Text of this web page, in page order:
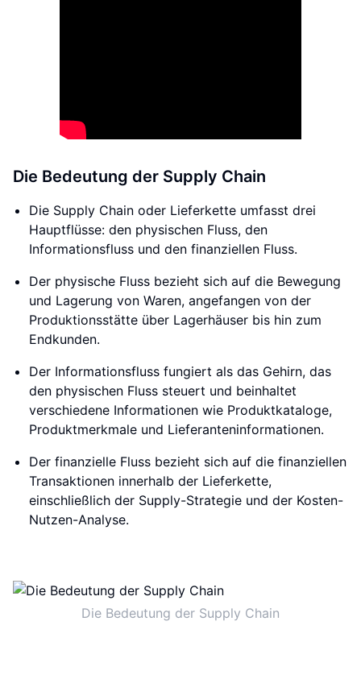
Die Bedeutung der Supply Chain
Die Supply Chain oder Lieferkette umfasst drei
Hauptflüsse: den physischen Fluss, den
Informationsfluss und den finanziellen Fluss.
Der physische Fluss bezieht sich auf die Bewegung
und Lagerung von Waren, angefangen von der
Produktionsstätte über Lagerhäuser bis hin zum
Endkunden.
Der Informationsfluss fungiert als das Gehirn, das
den physischen Fluss steuert und beinhaltet
verschiedene Informationen wie Produktkataloge,
Produktmerkmale und Lieferanteninformationen.
Der finanzielle Fluss bezieht sich auf die finanziellen
Transaktionen innerhalb der Lieferkette,
einschließlich der Supply-Strategie und der Kosten-
Nutzen-Analyse.
Die Bedeutung der Supply Chain